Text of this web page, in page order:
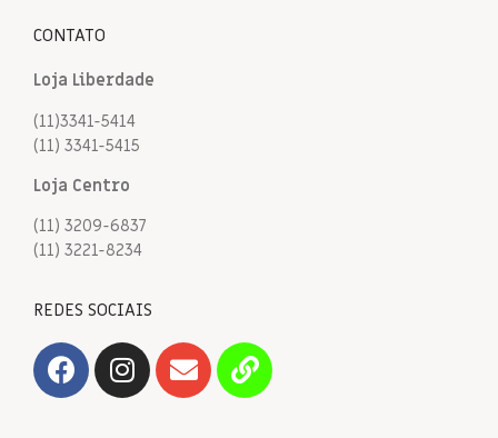
CONTATO
Loja Liberdade
(11)3341-5414
(11) 3341-5415
Loja Centro
(11) 3209-6837
(11) 3221-8234
REDES SOCIAIS